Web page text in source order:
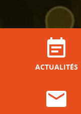
ACTUALITÉS